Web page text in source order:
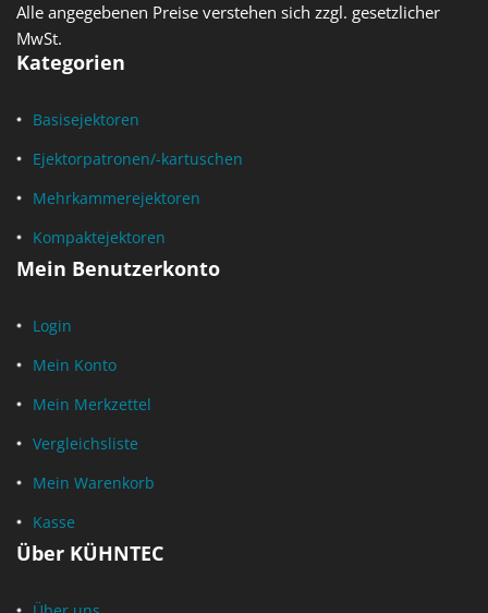
Alle angegebenen Preise verstehen sich zzgl. gesetzlicher
MwSt.
Kategorien
Basisejektoren
Ejektorpatronen/-kartuschen
Mehrkammerejektoren
Kompaktejektoren
Mein Benutzerkonto
Login
Mein Konto
Mein Merkzettel
Vergleichsliste
Mein Warenkorb
Kasse
Über KÜHNTEC